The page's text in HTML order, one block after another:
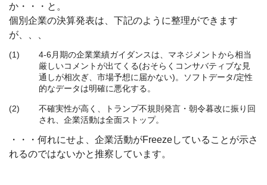
か・・・と。
個別企業の決算発表は、下記のように整理ができます
が、、、
(1)
4-6月期の企業業績ガイダンスは、マネジメントから相当
厳しいコメントが出てくる(おそらくコンサバティブな見
通しが相次ぎ、市場予想に届かない)。ソフトデータ/定性
的なデータは明確に悪化する。
(2)
不確実性が高く、トランプ不規則発言・朝令暮改に振り回
され、企業活動は全面ストップ。
・・・何れにせよ、企業活動がFreezeしていることが示さ
れるのではないかと推察しています。